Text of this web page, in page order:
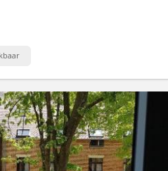
KV 424
de 8, proche de la Grand place,
facultés, lumineux disponible dès
ce jusqu'au 10 septembre 2026